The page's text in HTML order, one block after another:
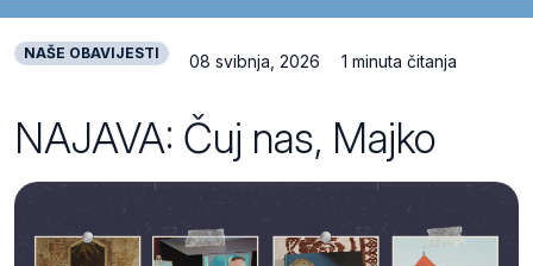
NAŠE OBAVIJESTI 08 svibnja, 2026 1 minuta čitanja
NAJAVA: Čuj nas, Majko